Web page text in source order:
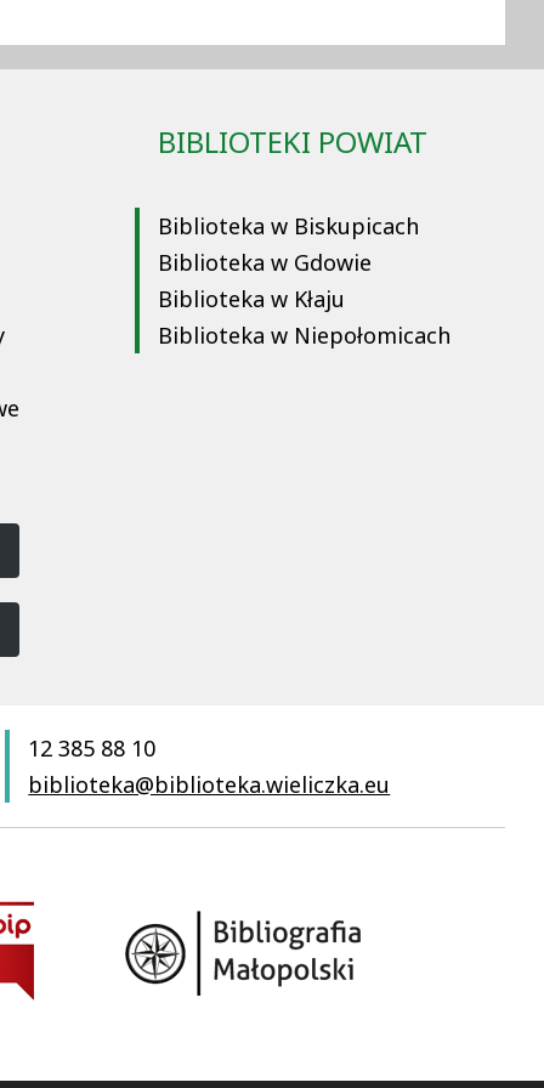
BIBLIOTEKI POWIAT
Biblioteka w Biskupicach
Biblioteka w Gdowie
Biblioteka w Kłaju
Biblioteka w Niepołomicach
12 385 88 10
biblioteka@biblioteka.wieliczka.eu